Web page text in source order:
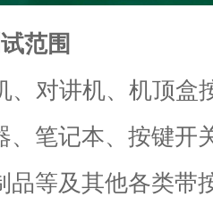
范围
、对讲机、机顶盒
、笔记本、按键开
品等及其他各类带